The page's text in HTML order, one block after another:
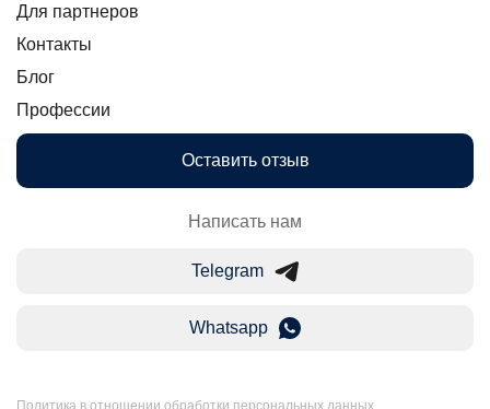
Для партнеров
Контакты
Блог
Профессии
Оставить отзыв
Написать нам
Telegram
Whatsapp
Политика в отношении обработки персональных данных